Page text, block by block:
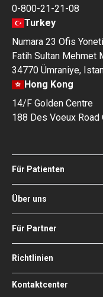
0-800-21-21-08
Turkey
Numara 23 Ofis
Fatih Sultan Mehmet
34770 Ümraniye,
Hong Kong
14/F Golden Centre
188 Des Voeux Road
Für Patienten
Kliniken
Ärzte
Blog
Anleitungen
Ihre Garantien
Über uns
Über Bookimed
Wie es funktioniert
Unsere Ärzte
Experte des
Beirats von Bookimed
Soziale Auswirkungen
Für Partner
Ihr Krankenhaus
Login für Partner
Richtlinien
Datenschutzrichtlinie
Kontaktcenter